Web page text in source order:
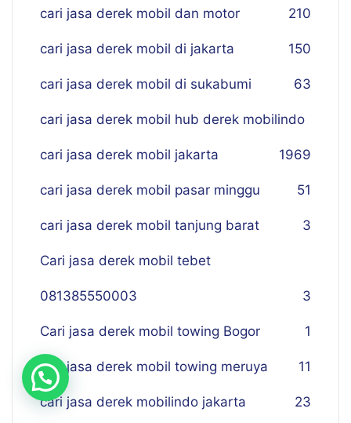
cari jasa derek mobil dan motor 210
cari jasa derek mobil di jakarta 150
cari jasa derek mobil di sukabumi 63
cari jasa derek mobil hub derek mobilindo
69
cari jasa derek mobil jakarta 19
cari jasa derek mobil pasar minggu 51
cari jasa derek mobil tanjung barat 3
Cari jasa derek mobil tebet
081385550003 3
Cari jasa derek mobil towing Bogor 1
cari jasa derek mobil towing meruya 11
cari jasa derek mobilindo jakarta 23